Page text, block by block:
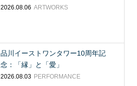
2026.08.06 ARTWORKS
品川イーストワンタワー10周年記
念：「縁」と「愛」
2026.08.03 PERFORMANCE